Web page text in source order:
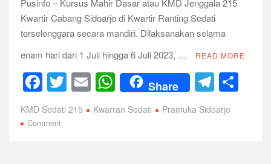
Pusinfo – Kursus Mahir Dasar atau KMD Jenggala 215
Kwartir Cabang Sidoarjo di Kwartir Ranting Sedati
terselenggara secara mandiri. Dilaksanakan selama
enam hari dari 1 Juli hingga 6 Juli 2023, …
READ MORE
F
a
c
e
T
wi
tt
er
E
m
ail
W
h
at
s
Share T
el
e
gr e
KMD Sedati 215 Kwarran Sedati Pramuka Sidoarjo
Commenton